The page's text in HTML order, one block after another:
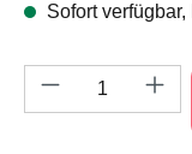
Sofort
Produkt